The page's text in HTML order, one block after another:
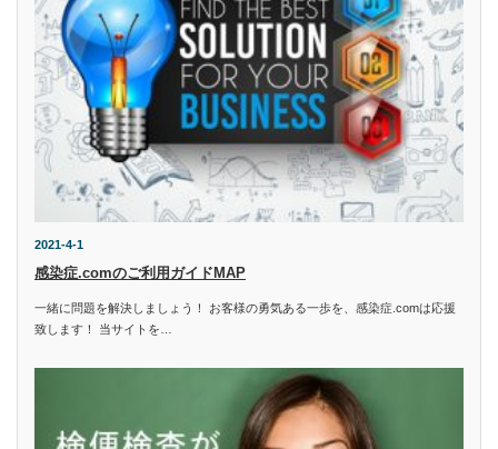
2021-4-1
感染症.comのご利用ガイドMAP
一緒に問題を解決しましょう！ お客様の勇気ある一歩を、感染症.comは応援
致します！ 当サイトを…